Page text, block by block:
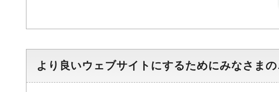
より良いウェブサイトにするためにみなさま